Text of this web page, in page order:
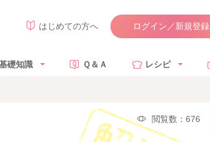
はじめての方へ ログイン／新規登録
礎知識 Ｑ＆Ａ レシピ
閲覧数：676